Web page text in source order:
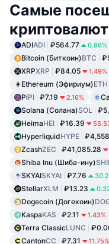
Самые
ADIADI ₽564.77 0.86%
Bitcoin (Биткоин)BTC
XRPXRP ₽84.05 1.49%
Ethereum (Эфириум)ETH
PiPI ₽7.19 2.16%
Solana (Солана)SOL
HeimaHEI ₽16.39
HyperliquidHYPE
ZcashZEC ₽41,085.28
Shiba Inu (Шиба-ину)
SKYAISKYAI ₽7.76
StellarXLM ₽13.23
Dogecoin (Догекоин)
KaspaKAS ₽2.11 1.43%
Terra ClassicLUNC
CantonCC ₽7.31 11.75%